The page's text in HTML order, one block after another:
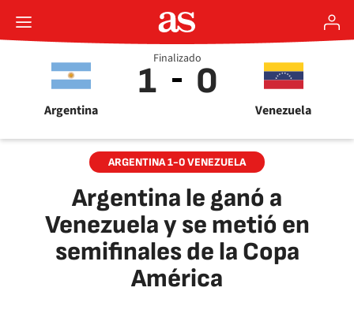
Argentina
1
Venezuela
0
Finalizado
ARGENTINA 1-0 VENEZUELA
Argentina le ganó a
Venezuela y se metió en
semifinales de la Copa
América